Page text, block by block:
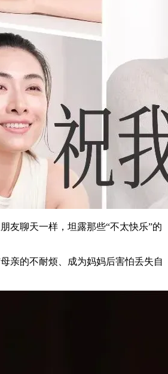
友聊天一样，坦露那些“不太快乐”的
亲的不耐烦、成为妈妈后害怕丢失自